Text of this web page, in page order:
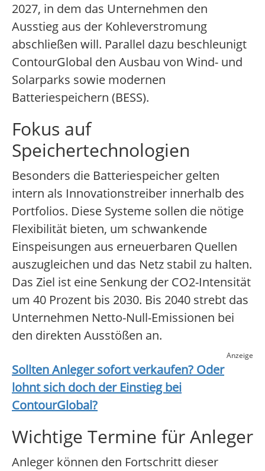
2027, in dem das Unternehmen den
Ausstieg aus der Kohleverstromung
abschließen will. Parallel dazu beschleunigt
ContourGlobal den Ausbau von Wind- und
Solarparks sowie modernen
Batteriespeichern (BESS).
Fokus auf
Speichertechnologien
Besonders die Batteriespeicher gelten
intern als Innovationstreiber innerhalb des
Portfolios. Diese Systeme sollen die nötige
Flexibilität bieten, um schwankende
Einspeisungen aus erneuerbaren Quellen
auszugleichen und das Netz stabil zu halten.
Das Ziel ist eine Senkung der CO2-Intensität
um 40 Prozent bis 2030. Bis 2040 strebt das
Unternehmen Netto-Null-Emissionen bei
den direkten Ausstößen an.
Anzeige
Sollten Anleger sofort verkaufen? Oder
lohnt sich doch der Einstieg bei
ContourGlobal?
Wichtige Termine für Anleger
Anleger können den Fortschritt dieser